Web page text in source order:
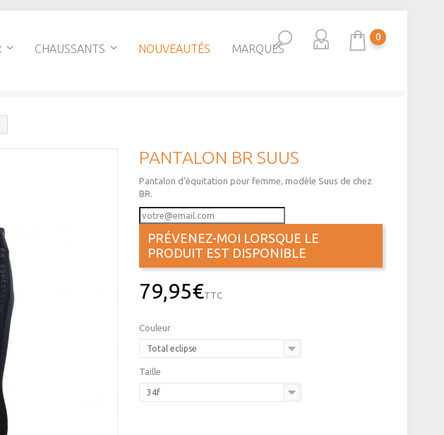
0
CHAUSSANTS NOUVEAUTÉS MARQUES
PANTALON BR SUUS
Pantalon d'équitation pour femme, modèle Suus de chez
BR.
PRÉVENEZ-MOI LORSQUE LE
PRODUIT EST DISPONIBLE
79,95€TTC
Couleur
Total eclipse
Taille
34f